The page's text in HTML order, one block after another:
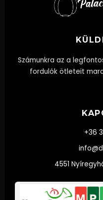
Számunkra az a
fordulók ötleteit
+36
4551